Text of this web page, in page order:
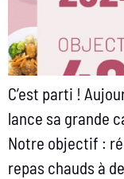
C’est parti !
lance sa grande
Notre objectif :
repas chauds à